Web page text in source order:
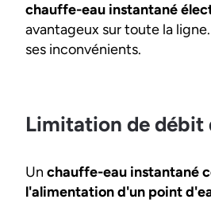
chauffe-eau instantané
avantageux sur toute la
ses inconvénients.
Limitation de débit
Un chauffe-eau instantané
l'alimentation d'un point